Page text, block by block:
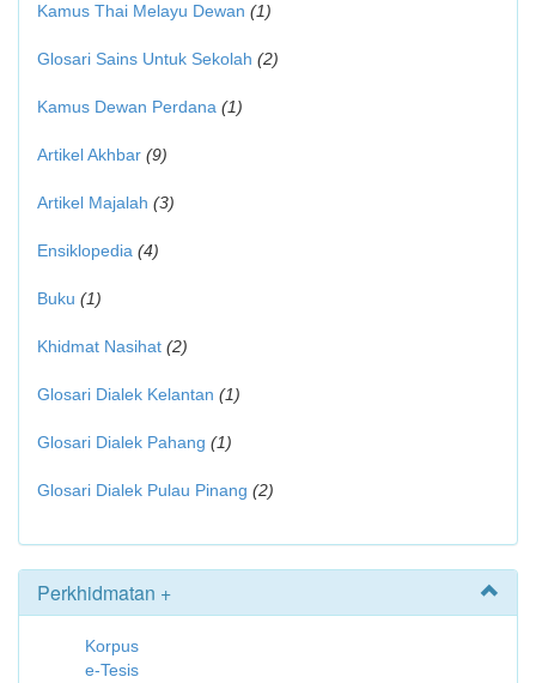
Kamus Thai Melayu Dewan (1)
Glosari Sains Untuk Sekolah (2)
Kamus Dewan Perdana (1)
Artikel Akhbar (9)
Artikel Majalah (3)
Ensiklopedia (4)
Buku (1)
Khidmat Nasihat (2)
Glosari Dialek Kelantan (1)
Glosari Dialek Pahang (1)
Glosari Dialek Pulau Pinang (2)
Perkhidmatan +
Korpus
e-Tesis